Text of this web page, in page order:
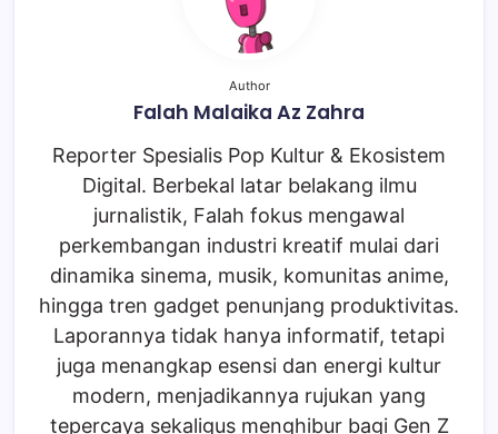
Author
Falah Malaika Az Zahra
Reporter Spesialis Pop Kultur & Ekosistem
Digital. Berbekal latar belakang ilmu
jurnalistik, Falah fokus mengawal
perkembangan industri kreatif mulai dari
dinamika sinema, musik, komunitas anime,
hingga tren gadget penunjang produktivitas.
Laporannya tidak hanya informatif, tetapi
juga menangkap esensi dan energi kultur
modern, menjadikannya rujukan yang
tepercaya sekaligus menghibur bagi Gen Z